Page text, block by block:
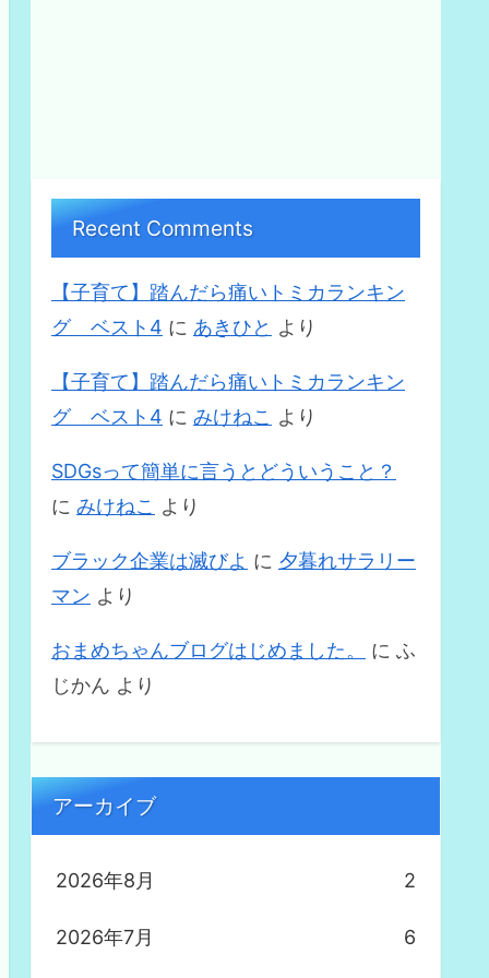
Recent Comments
【子育て】踏んだら痛いトミカランキン
グ ベスト4 に あきひと より
【子育て】踏んだら痛いトミカランキン
グ ベスト4 に みけねこ より
SDGsって簡単に言うとどういうこと？
に みけねこ より
ブラック企業は滅びよ に 夕暮れサラリー
マン より
おまめちゃんブログはじめました。 に ふ
じかん より
アーカイブ
2026年8月 2
2026年7月 6